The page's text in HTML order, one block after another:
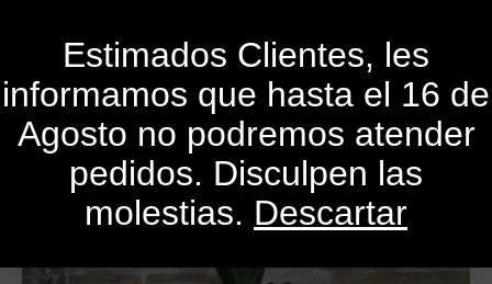
Estimados Clientes, les
informamos que hasta el 16 de
Agosto no podremos atender
pedidos. Disculpen las
molestias. Descartar